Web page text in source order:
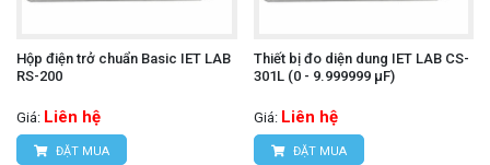
Hộp điện trở chuẩn Basic IET LAB
RS-200
Giá: Liên hệ
ĐẶT MUA
Thiết bị đo diện dung IET LAB CS-
301L (0 - 9.999999 μF)
Giá: Liên hệ
ĐẶT MUA